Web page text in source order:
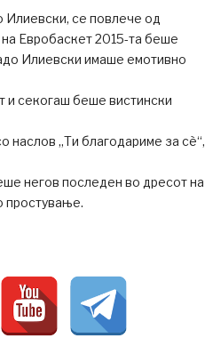
Илиевски, се повлече од
Евробаскет 2015-та беше
Илиевски имаше емотивно
и секогаш беше вистински
наслов „Ти благодариме за сѐ“,
негов последен во дресот на
простување.